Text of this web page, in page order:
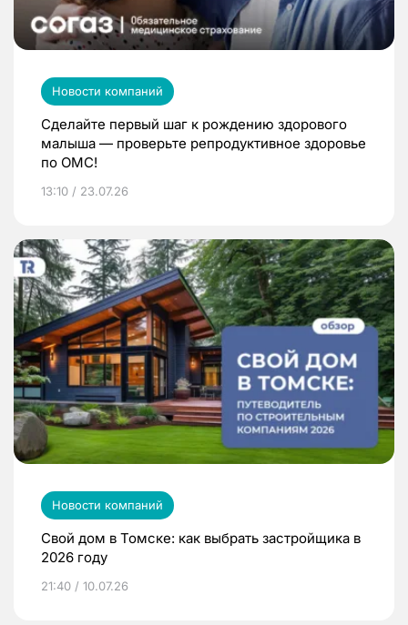
Новости компаний
Сделайте первый шаг к рождению здорового
малыша — проверьте репродуктивное здоровье
по ОМС!
13:10 / 23.07.26
Новости компаний
Свой дом в Томске: как выбрать застройщика в
2026 году
21:40 / 10.07.26